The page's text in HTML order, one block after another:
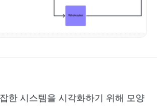
한 시스템을 시각화하기 위해 모양